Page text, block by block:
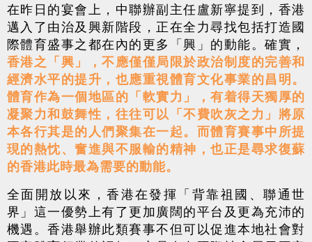
在昨日的宴會上，中聯辦副主任盧新寧提到，香港
邁入了由治及興新階段，正在全力尋找包括打造國
際體育盛事之都在內的更多「興」的動能。確實，
香港之「興」，不應僅僅局限於政治制度的完善和
經濟水平的提升，也應重視體育文化事業的昌明。
體育作為一個地區的「軟實力」，有着得天獨厚的
凝聚力和鼓舞性，往往可以「不費吹灰之力」將原
本各行其是的人們聚集在一起。而體育賽事中所提
現的熱忱、奮進與不服輸的精神，也正是尋求復蘇
的香港此時最為需要的動能。
全面開放以來，香港在發揮「背靠祖國、聯通世
界」這一優勢上有了更加廣闊的平台及更為充沛的
機遇。香港舉辦此類賽事不但可以促進本地社會對